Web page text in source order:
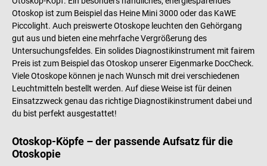
Otoskop ist zum Beispiel das Heine Mini 3000 oder das KaWE
Piccolight. Auch preiswerte Otoskope leuchten den Gehörgang
gut aus und bieten eine mehrfache Vergrößerung des
Untersuchungsfeldes. Ein solides Diagnostikinstrument mit fairem
Preis ist zum Beispiel das Otoskop unserer Eigenmarke DocCheck.
Viele Otoskope können je nach Wunsch mit drei verschiedenen
Leuchtmitteln bestellt werden. Auf diese Weise ist für deinen
Einsatzzweck genau das richtige Diagnostikinstrument dabei und
du bist perfekt ausgestattet!
Otoskop-Köpfe – der passende Aufsatz für die
Otoskopie